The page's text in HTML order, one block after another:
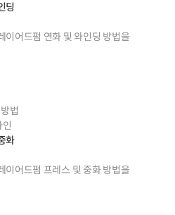
딩
이어드펌 연화 및 와인딩 방법을
법
화
이어드펌 프레스 및 중화 방법을